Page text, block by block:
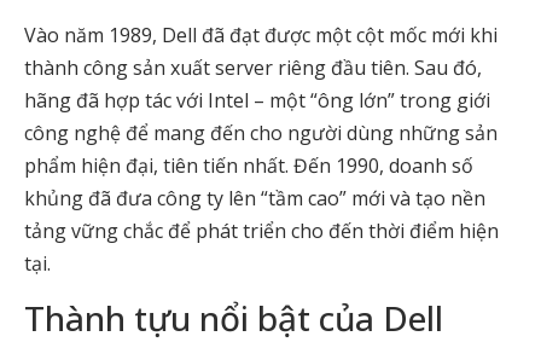
Vào năm 1989, Dell đã đạt được một cột mốc mới khi
thành công sản xuất server riêng đầu tiên. Sau đó,
hãng đã hợp tác với Intel – một “ông lớn” trong giới
công nghệ để mang đến cho người dùng những sản
phẩm hiện đại, tiên tiến nhất. Đến 1990, doanh số
khủng đã đưa công ty lên “tầm cao” mới và tạo nền
tảng vững chắc để phát triển cho đến thời điểm hiện
tại.
Thành tựu nổi bật của Dell